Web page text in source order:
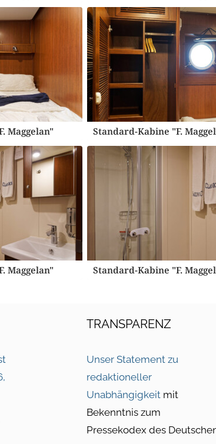
Maggelan" Standard-Kabine "F.
Maggelan" Standard-Kabine "F.
TRANSPARENZ
Unser Statement zu
redaktioneller
Unabhängigkeit mit
Bekenntnis zum
Pressekodex des